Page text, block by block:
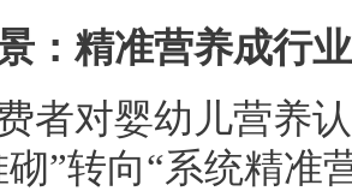
：精准营养成行
者对婴幼儿营养
砌”转向“系统精准